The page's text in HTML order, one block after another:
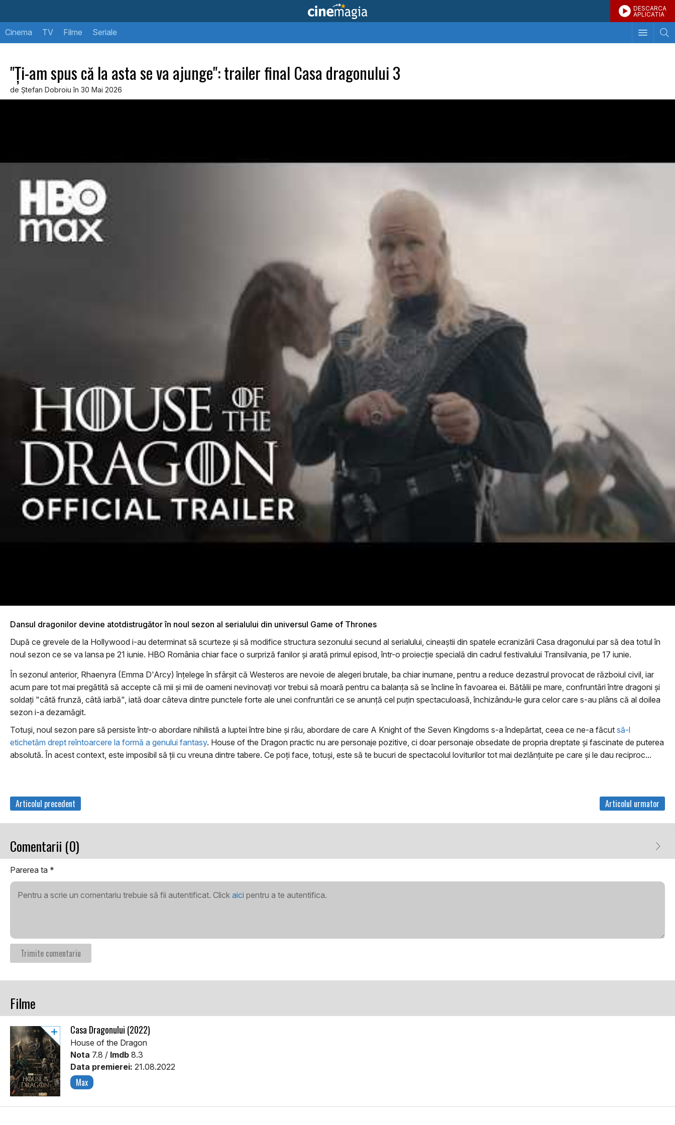
DESCARCA
APLICATIA
Cinema TV Filme Seriale
"Ţi-am spus că la asta se va ajunge": trailer final Casa dragonului 3
de Ştefan Dobroiu în 30 Mai 2026
Dansul dragonilor devine atotdistrugător în noul sezon al serialului din universul Game of Thrones
După ce grevele de la Hollywood i-au determinat să scurteze şi să modifice structura sezonului secund al serialului, cineaştii din spatele ecranizării Casa dragonului par să dea totul în
noul sezon ce se va lansa pe 21 iunie. HBO România chiar face o surpriză fanilor şi arată primul episod, într-o proiecţie specială din cadrul festivalului Transilvania, pe 17 iunie.
În sezonul anterior, Rhaenyra (Emma D'Arcy) înţelege în sfârşit că Westeros are nevoie de alegeri brutale, ba chiar inumane, pentru a reduce dezastrul provocat de războiul civil, iar
acum pare tot mai pregătită să accepte că mii şi mii de oameni nevinovaţi vor trebui să moară pentru ca balanţa să se încline în favoarea ei. Bătălii pe mare, confruntări între dragoni şi
soldaţi "câtă frunză, câtă iarbă", iată doar câteva dintre punctele forte ale unei confruntări ce se anunţă cel puţin spectaculoasă, închizându-le gura celor care s-au plâns că al doilea
sezon i-a dezamăgit.
Totuşi, noul sezon pare să persiste într-o abordare nihilistă a luptei între bine şi rău, abordare de care A Knight of the Seven Kingdoms s-a îndepărtat, ceea ce ne-a făcut să-l
etichetăm drept reîntoarcere la formă a genului fantasy. House of the Dragon practic nu are personaje pozitive, ci doar personaje obsedate de propria dreptate şi fascinate de puterea
absolută. În acest context, este imposibil să ţii cu vreuna dintre tabere. Ce poţi face, totuşi, este să te bucuri de spectacolul loviturilor tot mai dezlănţuite pe care şi le dau reciproc...
Articolul precedent Articolul urmator
Comentarii (0)
Parerea ta *
Pentru a scrie un comentariu trebuie să fii autentificat. Click aici pentru a te autentifica.
Filme
Casa Dragonului (2022)
House of the Dragon
Nota 7.8 / Imdb 8.3
Data premierei: 21.08.2022
Max